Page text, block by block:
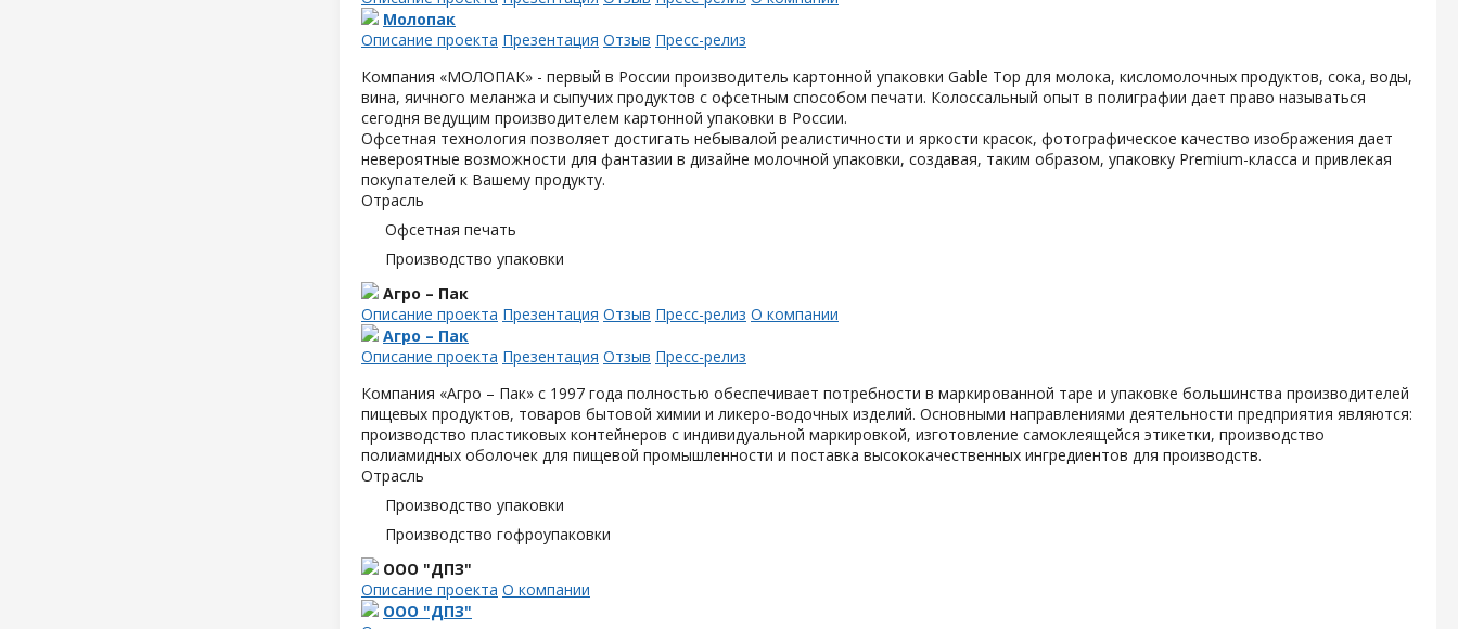
Молопак
Описание проекта Презентация Отзыв Пресс-релиз
Компания «МОЛОПАК» - первый в России производитель картонной упаковки Gable Top для молока, кисломолочных продуктов, сока, воды,
вина, яичного меланжа и сыпучих продуктов с офсетным способом печати. Колоссальный опыт в полиграфии дает право называться
сегодня ведущим производителем картонной упаковки в России.
Офсетная технология позволяет достигать небывалой реалистичности и яркости красок, фотографическое качество изображения дает
невероятные возможности для фантазии в дизайне молочной упаковки, создавая, таким образом, упаковку Premium-класса и привлекая
покупателей к Вашему продукту.
Отрасль
Офсетная печать
Производство упаковки
Агро – Пак
Описание проекта Презентация Отзыв Пресс-релиз О компании
Агро – Пак
Описание проекта Презентация Отзыв Пресс-релиз
Компания «Агро – Пак» с 1997 года полностью обеспечивает потребности в маркированной таре и упаковке большинства производителей
пищевых продуктов, товаров бытовой химии и ликеро-водочных изделий. Основными направлениями деятельности предприятия являются:
производство пластиковых контейнеров с индивидуальной маркировкой, изготовление самоклеящейся этикетки, производство
полиамидных оболочек для пищевой промышленности и поставка высококачественных ингредиентов для производств.
Отрасль
Производство упаковки
Производство гофроупаковки
ООО "ДПЗ"
Описание проекта О компании
ООО "ДПЗ"